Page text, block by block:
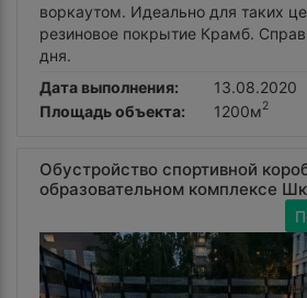
воркаутом. Идеально для таких
резиновое покрытие Крамб.
дня.
Дата выполнения:
13.08.2020
Площадь объекта:
1200м2
Обустройство спортивной
образовательном комплексе